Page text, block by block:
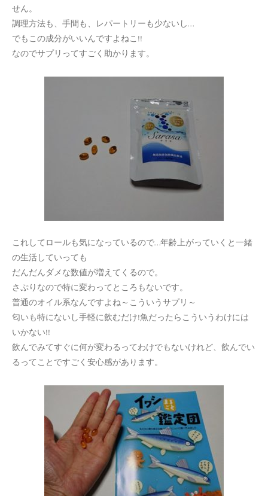
せん。
調理方法も、手間も、レパートリーも少ないし…
でもこの成分がいいんですよねこ!!
なのでサプリってすごく助かります。
これしてロールも気になっているので…年齢上がっていくと一緒
の生活していっても
だんだんダメな数値が増えてくるので。
さぷりなので特に変わってところもないです。
普通のオイル系なんですよね～こういうサプリ～
匂いも特にないし手軽に飲むだけ!魚だったらこういうわけには
いかない!!
飲んでみてすぐに何が変わるってわけでもないけれど、飲んでい
るってことですごく安心感があります。